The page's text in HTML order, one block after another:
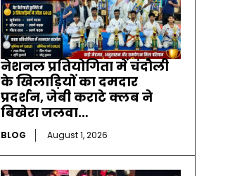
नेशनल प्रतियोगिता में चंदौली
के खिलाड़ियों का दमदार
प्रदर्शन, जेबी कराटे क्लब ने
बिखेरा जलवा…
BLOG August 1, 2026